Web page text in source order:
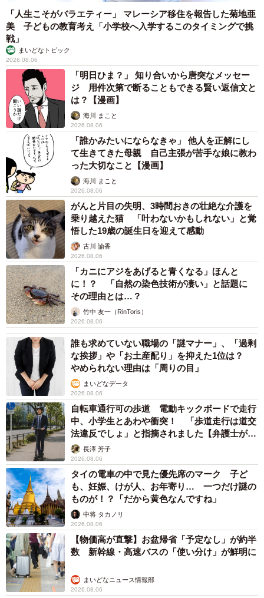
「人生こそがバラエティー」 マレーシア移住を報告した菊地亜
美 子どもの教育考え「小学校へ入学するこのタイミングで挑
戦」
まいどなトピック
2026.08.06
「明日ひま？」 知り合いから唐突なメッセー
ジ 用件次第で断ることもできる賢い返信文と
は？【漫画】
海川 まこと
2026.08.06
「誰かみたいにならなきゃ」 他人を正解にし
て生きてきた母親 自己主張が苦手な娘に教わ
った大切なこと【漫画】
海川 まこと
2026.08.06
がんと片目の失明、3時間おきの壮絶な介護を
乗り越えた猫 「叶わないかもしれない」と覚
悟した19歳の誕生日を迎えて感動
古川 諭香
2026.08.06
「カニにアジをあげると青くなる」ほんと
に！？ 「自然の染色技術が凄い」と話題に
その理由とは…？
竹中 友一（RinToris）
2026.08.06
誰も求めていない職場の「謎マナー」、「過剰
な挨拶」や「お土産配り」を抑えた1位は？
やめられない理由は「周りの目」
まいどなデータ
2026.08.06
自転車通行可の歩道 電動キックボードで走行
中、小学生とあわや衝突！ 「歩道走行は道交
法違反でしょ」と指摘されました【弁護士が解
説】長澤 芳子
2026.08.06
タイの電車の中で見た優先席のマーク 子ど
も、妊娠、けが人、お年寄り… 一つだけ謎の
ものが！？「だから黄色なんですね」
中将 タカノリ
2026.08.06
【物価高が直撃】お盆帰省「予定なし」が約半
数 新幹線・高速バスの「使い分け」が鮮明に
まいどなニュース情報部
2026.08.06